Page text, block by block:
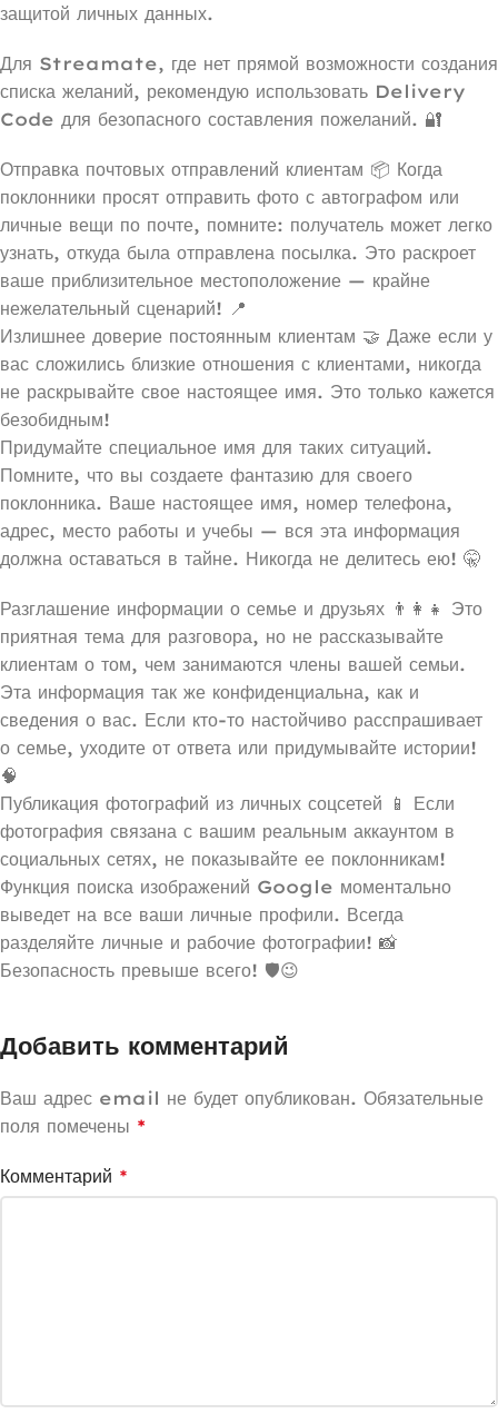
защитой личных данных.
Для Streamate, где нет прямой возможности создания
списка желаний, рекомендую использовать Delivery
Code для безопасного составления пожеланий. 🔐
Отправка почтовых отправлений клиентам 📦 Когда
поклонники просят отправить фото с автографом или
личные вещи по почте, помните: получатель может легко
узнать, откуда была отправлена посылка. Это раскроет
ваше приблизительное местоположение — крайне
нежелательный сценарий! 📍
Излишнее доверие постоянным клиентам 🤝 Даже если у
вас сложились близкие отношения с клиентами, никогда
не раскрывайте свое настоящее имя. Это только кажется
безобидным!
Придумайте специальное имя для таких ситуаций.
Помните, что вы создаете фантазию для своего
поклонника. Ваше настоящее имя, номер телефона,
адрес, место работы и учебы — вся эта информация
должна оставаться в тайне. Никогда не делитесь ею! 🤫
Разглашение информации о семье и друзьях 👨‍👩‍👧 Это
приятная тема для разговора, но не рассказывайте
клиентам о том, чем занимаются члены вашей семьи.
Эта информация так же конфиденциальна, как и
сведения о вас. Если кто-то настойчиво расспрашивает
о семье, уходите от ответа или придумывайте истории!
🧠
Публикация фотографий из личных соцсетей 📱 Если
фотография связана с вашим реальным аккаунтом в
социальных сетях, не показывайте ее поклонникам!
Функция поиска изображений Google моментально
выведет на все ваши личные профили. Всегда
разделяйте личные и рабочие фотографии! 📸
Безопасность превыше всего! 🛡️😉
Добавить комментарий
Ваш адрес email не будет опубликован. Обязательные
поля помечены *
Комментарий *